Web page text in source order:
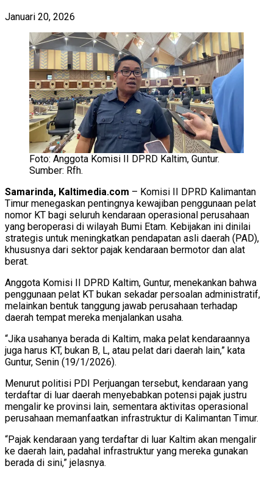
Januari 20, 2026
Foto: Anggota Komisi II DPRD Kaltim, Guntur.
Sumber: Rfh.
Samarinda, Kaltimedia.com – Komisi II DPRD Kalimantan
Timur menegaskan pentingnya kewajiban penggunaan pelat
nomor KT bagi seluruh kendaraan operasional perusahaan
yang beroperasi di wilayah Bumi Etam. Kebijakan ini dinilai
strategis untuk meningkatkan pendapatan asli daerah (PAD),
khususnya dari sektor pajak kendaraan bermotor dan alat
berat.
Anggota Komisi II DPRD Kaltim, Guntur, menekankan bahwa
penggunaan pelat KT bukan sekadar persoalan administratif,
melainkan bentuk tanggung jawab perusahaan terhadap
daerah tempat mereka menjalankan usaha.
“Jika usahanya berada di Kaltim, maka pelat kendaraannya
juga harus KT, bukan B, L, atau pelat dari daerah lain,” kata
Guntur, Senin (19/1/2026).
Menurut politisi PDI Perjuangan tersebut, kendaraan yang
terdaftar di luar daerah menyebabkan potensi pajak justru
mengalir ke provinsi lain, sementara aktivitas operasional
perusahaan memanfaatkan infrastruktur di Kalimantan Timur.
“Pajak kendaraan yang terdaftar di luar Kaltim akan mengalir
ke daerah lain, padahal infrastruktur yang mereka gunakan
berada di sini,” jelasnya.